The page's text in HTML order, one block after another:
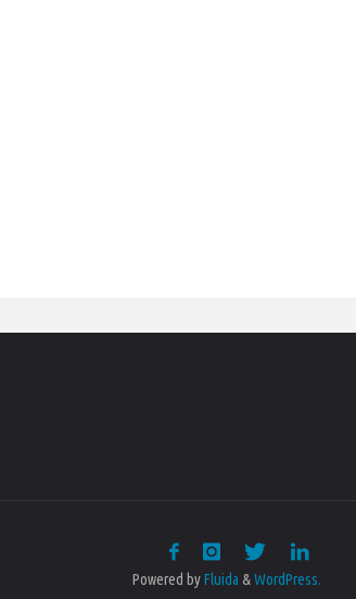
Powered byFluida &WordPress.